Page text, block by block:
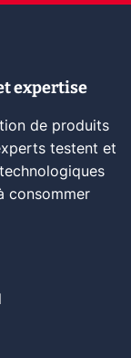
expertise
de produits
testent et
consommer